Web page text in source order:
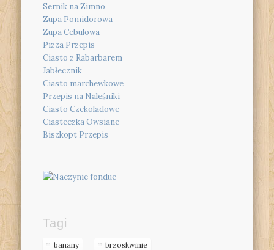
Sernik na Zimno
Zupa Pomidorowa
Zupa Cebulowa
Pizza Przepis
Ciasto z Rabarbarem
Jabłecznik
Ciasto marchewkowe
Przepis na Naleśniki
Ciasto Czekoladowe
Ciasteczka Owsiane
Biszkopt Przepis
Tagi
banany brzoskwinie